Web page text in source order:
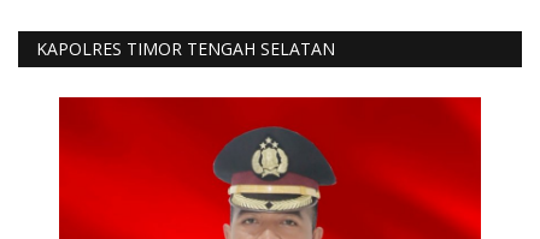
KAPOLRES TIMOR TENGAH SELATAN